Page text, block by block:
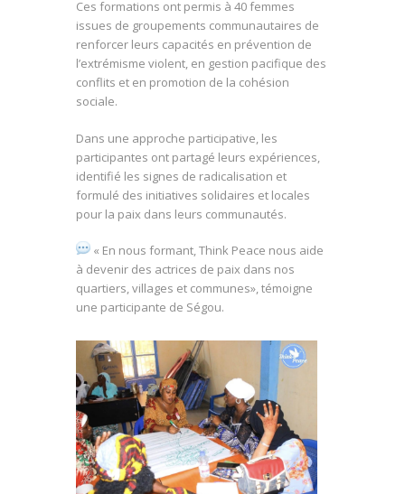
Ces formations ont permis à 40 femmes
issues de groupements communautaires de
renforcer leurs capacités en prévention de
l’extrémisme violent, en gestion pacifique des
conflits et en promotion de la cohésion
sociale.
Dans une approche participative, les
participantes ont partagé leurs expériences,
identifié les signes de radicalisation et
formulé des initiatives solidaires et locales
pour la paix dans leurs communautés.
« En nous formant, Think Peace nous aide
à devenir des actrices de paix dans nos
quartiers, villages et communes», témoigne
une participante de Ségou.